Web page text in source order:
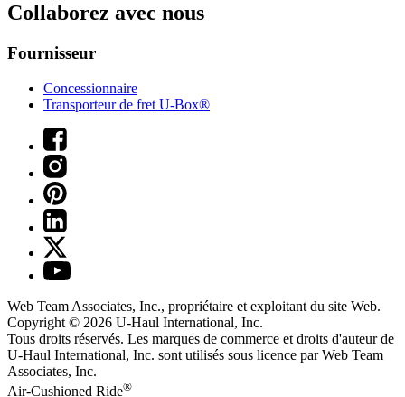
Collaborez avec nous
Fournisseur
Concessionnaire
Transporteur de fret U-Box®
Web Team Associates, Inc., propriétaire et exploitant du site Web.
Copyright © 2026 U-Haul International, Inc.
Tous droits réservés. Les marques de commerce et droits d'auteur de
U-Haul International, Inc. sont utilisés sous licence par Web Team
Associates, Inc.
Air-Cushioned Ride®